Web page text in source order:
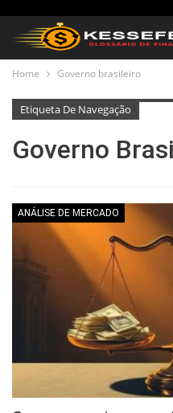
Home Governo brasileiro
Etiqueta De Navegação
Governo
ANÁLISE DE MERCADO